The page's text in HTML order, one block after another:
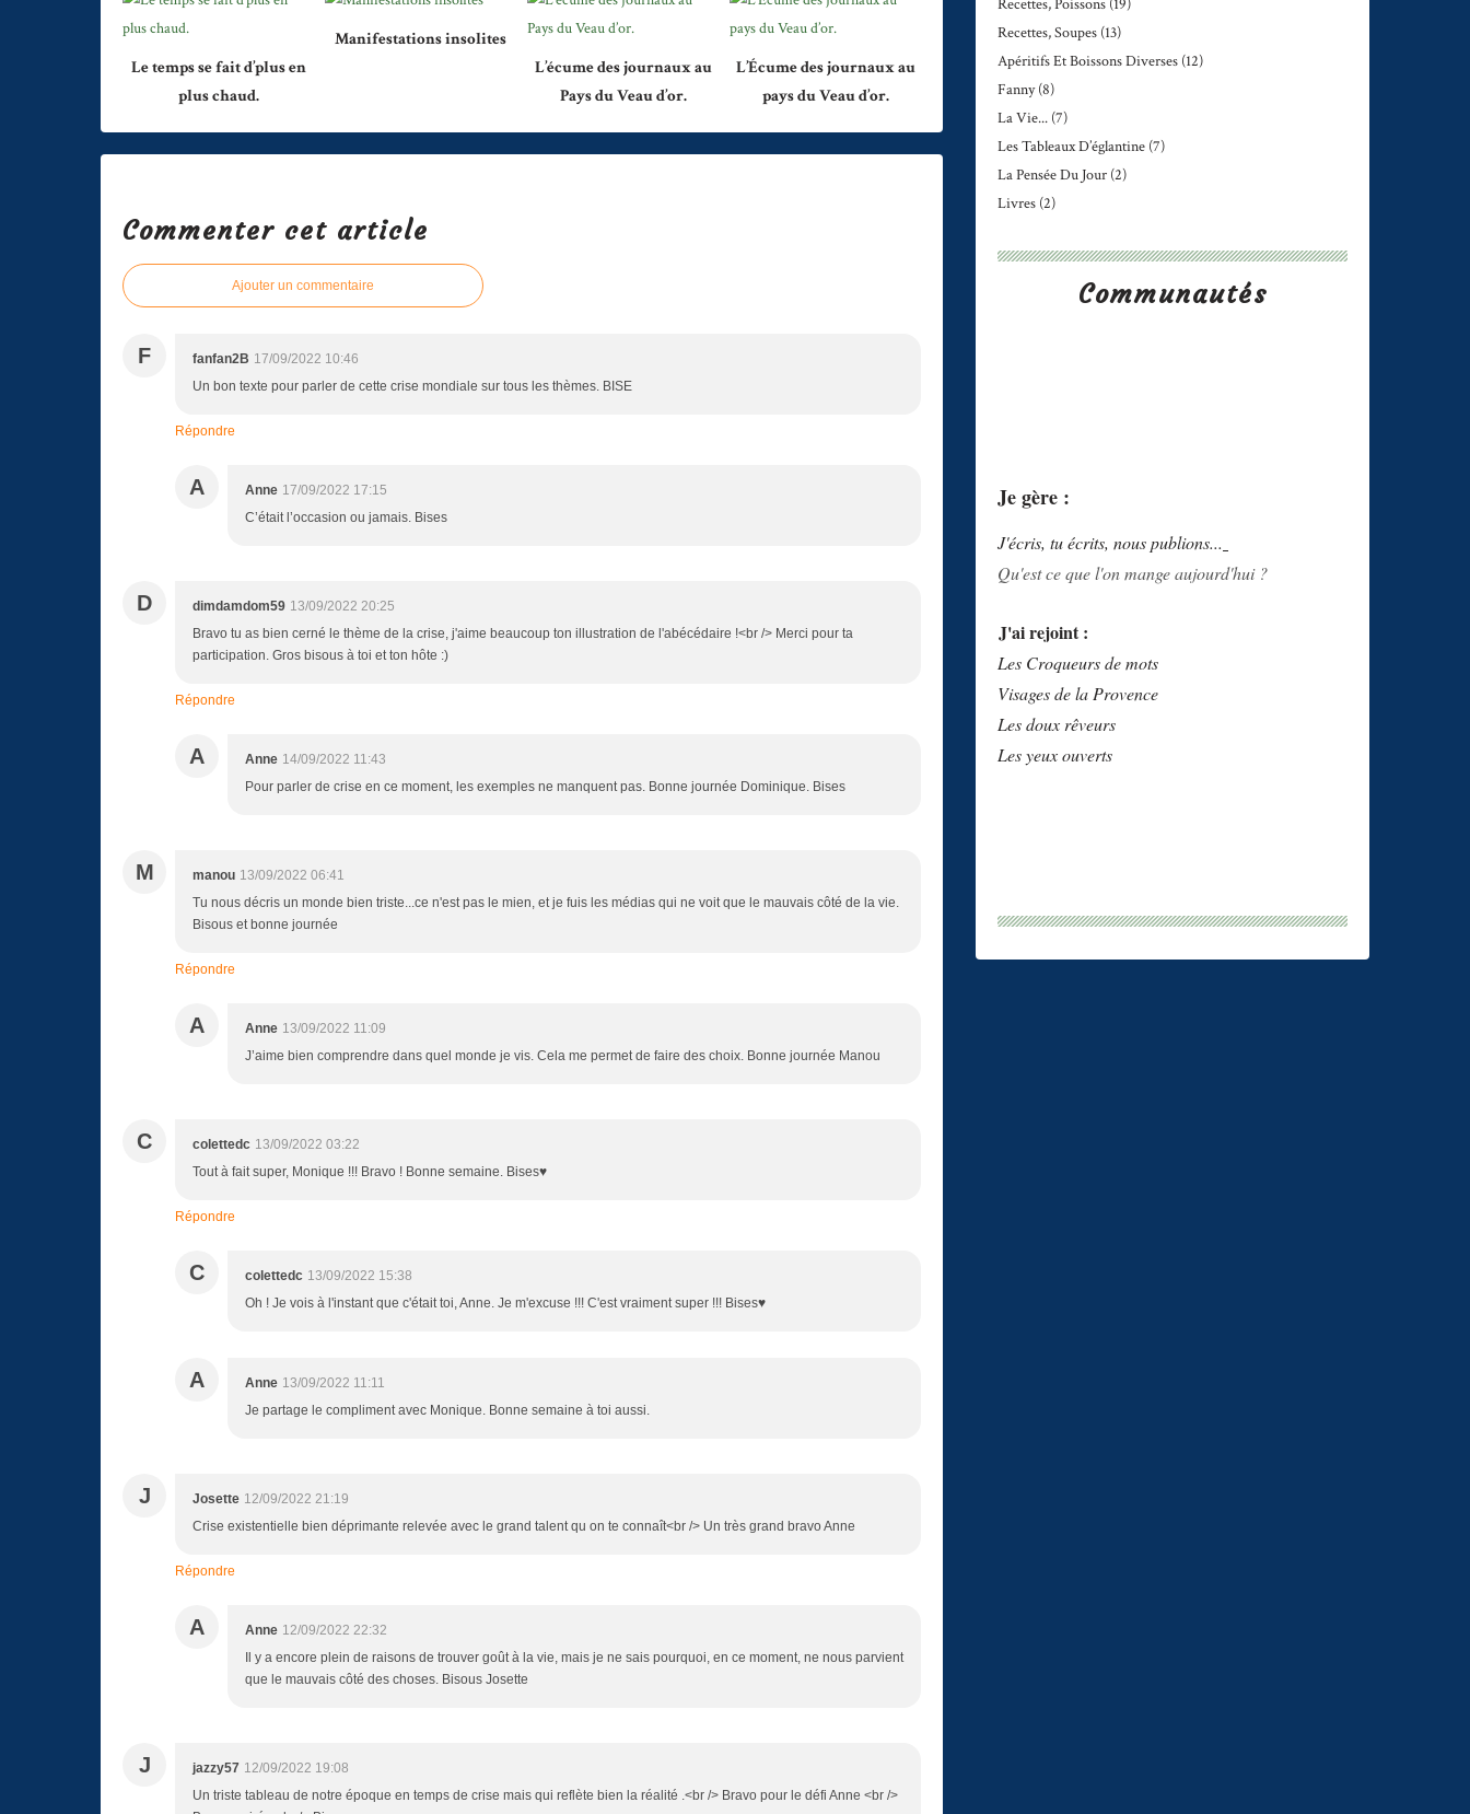
Le temps se fait d’plus en
plus chaud.
Manifestations insolites
L’écume des journaux au
Pays du Veau d’or.
L’Écume des journaux au
pays du Veau d’or.
Commenter cet article
Ajouter un commentaire
F fanfan2B 17/09/2022 10:46
Un bon texte pour parler de cette crise mondiale sur tous les thèmes. BISE
Répondre
A Anne 17/09/2022 17:15
C’était l’occasion ou jamais. Bises
D dimdamdom59 13/09/2022 20:25
Bravo tu as bien cerné le thème de la crise, j'aime beaucoup ton illustration de l'abécédaire !<br /> Merci pour ta
participation. Gros bisous à toi et ton hôte :)
Répondre
A Anne 14/09/2022 11:43
Pour parler de crise en ce moment, les exemples ne manquent pas. Bonne journée Dominique. Bises
M manou 13/09/2022 06:41
Tu nous décris un monde bien triste...ce n'est pas le mien, et je fuis les médias qui ne voit que le mauvais côté de la vie.
Bisous et bonne journée
Répondre
A Anne 13/09/2022 11:09
J’aime bien comprendre dans quel monde je vis. Cela me permet de faire des choix. Bonne journée Manou
C colettedc 13/09/2022 03:22
Tout à fait super, Monique !!! Bravo ! Bonne semaine. Bises♥
Répondre
C colettedc 13/09/2022 15:38
Oh ! Je vois à l'instant que c'était toi, Anne. Je m'excuse !!! C'est vraiment super !!! Bises♥
A Anne 13/09/2022 11:11
Je partage le compliment avec Monique. Bonne semaine à toi aussi.
J Josette 12/09/2022 21:19
Crise existentielle bien déprimante relevée avec le grand talent qu on te connaît<br /> Un très grand bravo Anne
Répondre
A Anne 12/09/2022 22:32
Il y a encore plein de raisons de trouver goût à la vie, mais je ne sais pourquoi, en ce moment, ne nous parvient
que le mauvais côté des choses. Bisous Josette
J jazzy57 12/09/2022 19:08
Un triste tableau de notre époque en temps de crise mais qui reflète bien la réalité .<br /> Bravo pour le défi Anne <br />
Recettes, Poissons (19)
Recettes, Soupes (13)
Apéritifs Et Boissons Diverses (12)
Fanny(8)
La Vie... (7)
Les Tableaux D’églantine (7)
La Pensée Du Jour (2)
Livres (2)
Communautés
Je gère :
J'écris, tu écrits, nous publions...
Qu'est ce que l'on mange aujourd'hui ?
J'ai rejoint :
Les Croqueurs de mots
Visages de la Provence
Les doux rêveurs
Les yeux ouverts